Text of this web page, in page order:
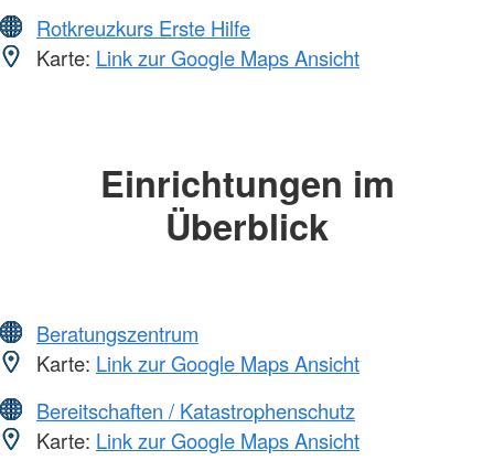
Rotkreuzkurs Erste Hilfe
Karte: Link zur Google Maps Ansicht
Einrichtungen im
Überblick
Beratungszentrum
Karte: Link zur Google Maps Ansicht
Bereitschaften / Katastrophenschutz
Karte: Link zur Google Maps Ansicht